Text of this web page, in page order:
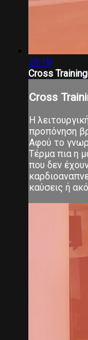
29:19
Cross
Cross
Η
προπόνηση
Αφού το
Τέρμα πια η
που δεν
καύσεις ή